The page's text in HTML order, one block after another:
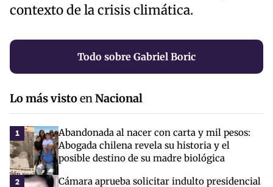
contexto de la crisis climática.
Todo sobre Gabriel Boric
Lo más vistoenNacional
1
Abandonada al nacer con carta y mil pesos:
Abogada chilena revela su historia y el
posible destino de su madre biológica
2
Cámara aprueba solicitar indulto presidencial